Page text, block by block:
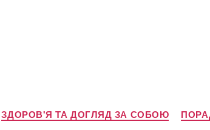
Категорії
ЗДОРОВ'Я ТА ДОГЛЯД ЗА СОБОЮ